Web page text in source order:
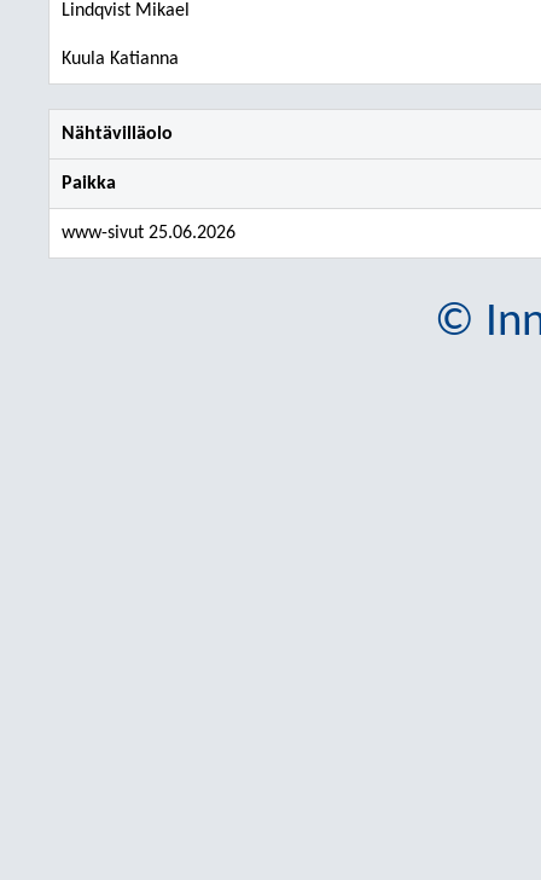
Lindqvist Mikael
Kuula Katianna
Nähtävilläolo
Paikka
www-sivut 25.06.2026
©